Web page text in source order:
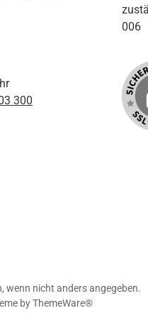
300
006
wenn nicht anders angegeben.
byThemeWare®